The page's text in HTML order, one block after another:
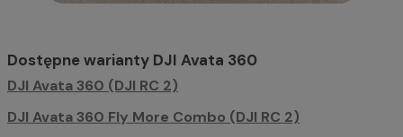
Dostępne warianty DJI Avata 360
DJI Avata 360 (DJI RC 2)
DJI Avata 360 Fly More Combo (DJI RC 2)